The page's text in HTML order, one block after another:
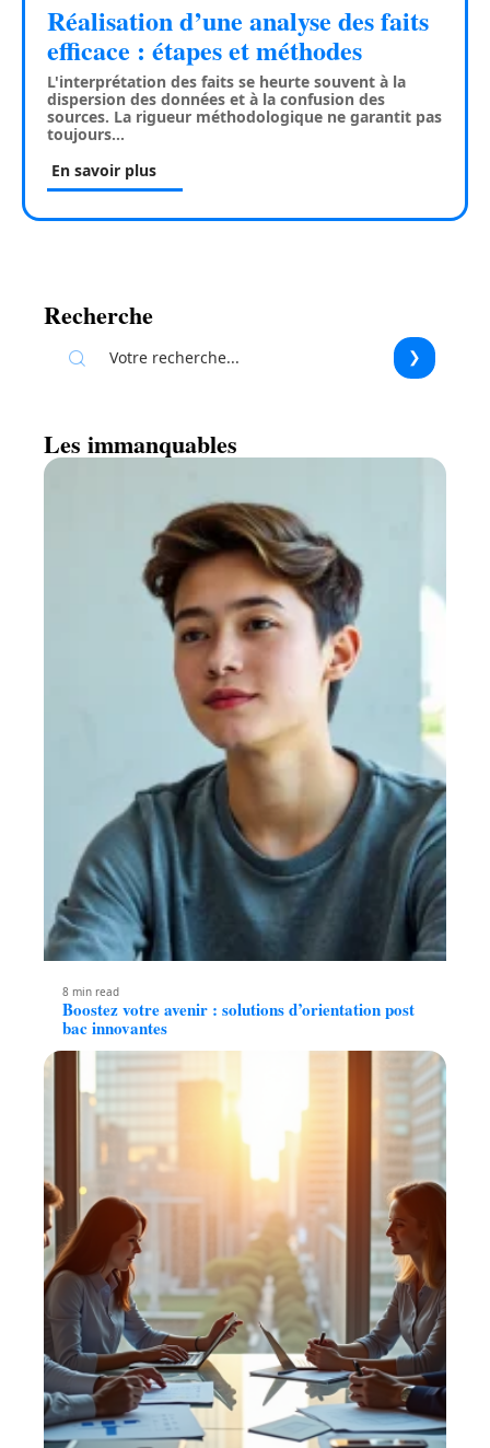
Réalisation d’une analyse des faits
efficace : étapes et méthodes
L'interprétation des faits se heurte souvent à la
dispersion des données et à la confusion des
sources. La rigueur méthodologique ne garantit pas
toujours…
En savoir plus
Recherche
Les immanquables
8 min read
Boostez votre avenir : solutions d’orientation post
bac innovantes